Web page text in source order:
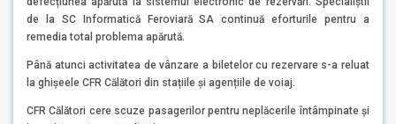
de la SC Informatică Feroviară SA continuă eforturile pentru a
remedia total problema apărută.
Până atunci activitatea de vânzare a biletelor cu rezervare s-a reluat
la ghișeele CFR Călători din stațiile și agențiile de voiaj.
CFR Călători cere scuze pasagerilor pentru neplăcerile întâmpinate și